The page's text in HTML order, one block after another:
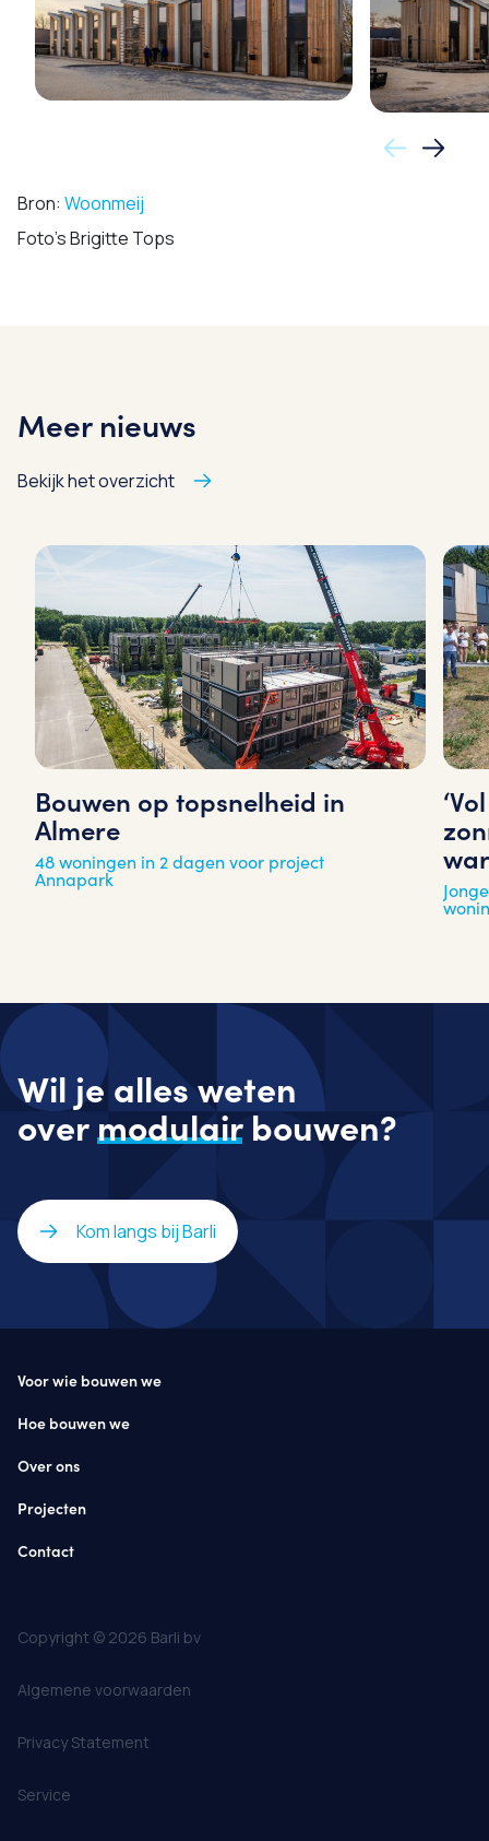
Bron: Woonmeij
Foto's Brigitte Tops
Meer nieuws
Bekijk het overzicht
Bouwen op topsnelheid in
Almere
48 woningen in 2 dagen voor project
Annapark
Wil je alles weten
overmodulairbouwen?
Kom langs bij Barli
Voor wie bouwen we
Hoe bouwen we
Over ons
Projecten
Contact
Copyright © 2026 Barli bv
Algemene voorwaarden
Privacy Statement
Service